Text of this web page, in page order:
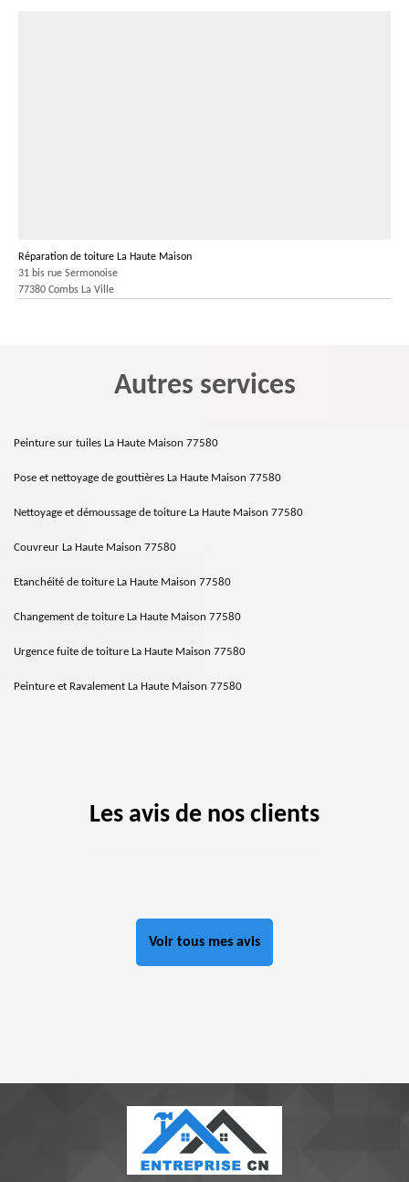
Réparation de toiture La Haute Maison
31 bis rue Sermonoise
77380 Combs La Ville
Autres services
Peinture sur tuiles La Haute Maison 77580
Pose et nettoyage de gouttières La Haute Maison 77580
Nettoyage et démoussage de toiture La Haute Maison 77580
Couvreur La Haute Maison 77580
Etanchéité de toiture La Haute Maison 77580
Changement de toiture La Haute Maison 77580
Urgence fuite de toiture La Haute Maison 77580
Peinture et Ravalement La Haute Maison 77580
Les avis de nos clients
Voir tous mes avis